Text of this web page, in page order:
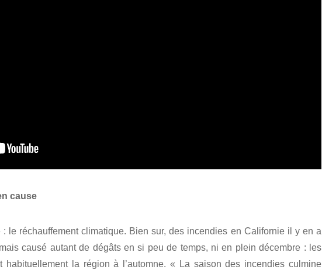
cause
le réchauffement climatique. Bien sur, des incendies en Californie il y en a
causé autant de dégâts en si peu de temps, ni en plein décembre : les
habituellement la région à l’automne. « La saison des incendies culmine